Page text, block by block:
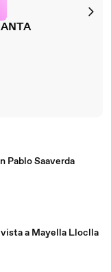
Pablo Saaverda
a Mayella Lloclla